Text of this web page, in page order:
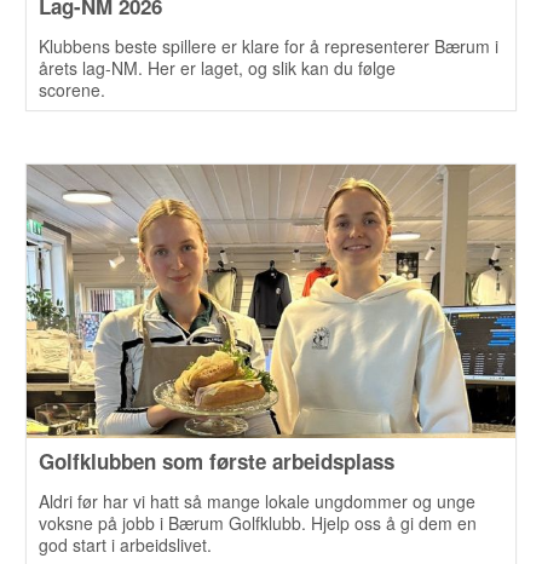
Klubbens beste spillere er klare for å representerer Bærum i
årets lag-NM. Her er laget, og slik kan du følge
scorene.
Golfklubben som første arbeidsplass
Aldri før har vi hatt så mange lokale ungdommer og unge
voksne på jobb i Bærum Golfklubb. Hjelp oss å gi dem en
god start i arbeidslivet.